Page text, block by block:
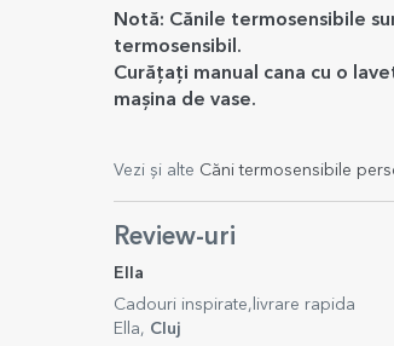
Notă: Cănile termosensibile
termosensibil.
Curățați manual cana cu o
mașina de vase.
Vezi și alte Căni termosensibile
Review-uri
Ella
Cadouri inspirate,livrare rapida
Ella, Cluj